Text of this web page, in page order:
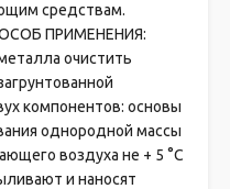
средствам.
ПРИМЕНЕНИЯ:
очистить
компонентов: основы
однородной массы
воздуха не + 5 °С
и наносят